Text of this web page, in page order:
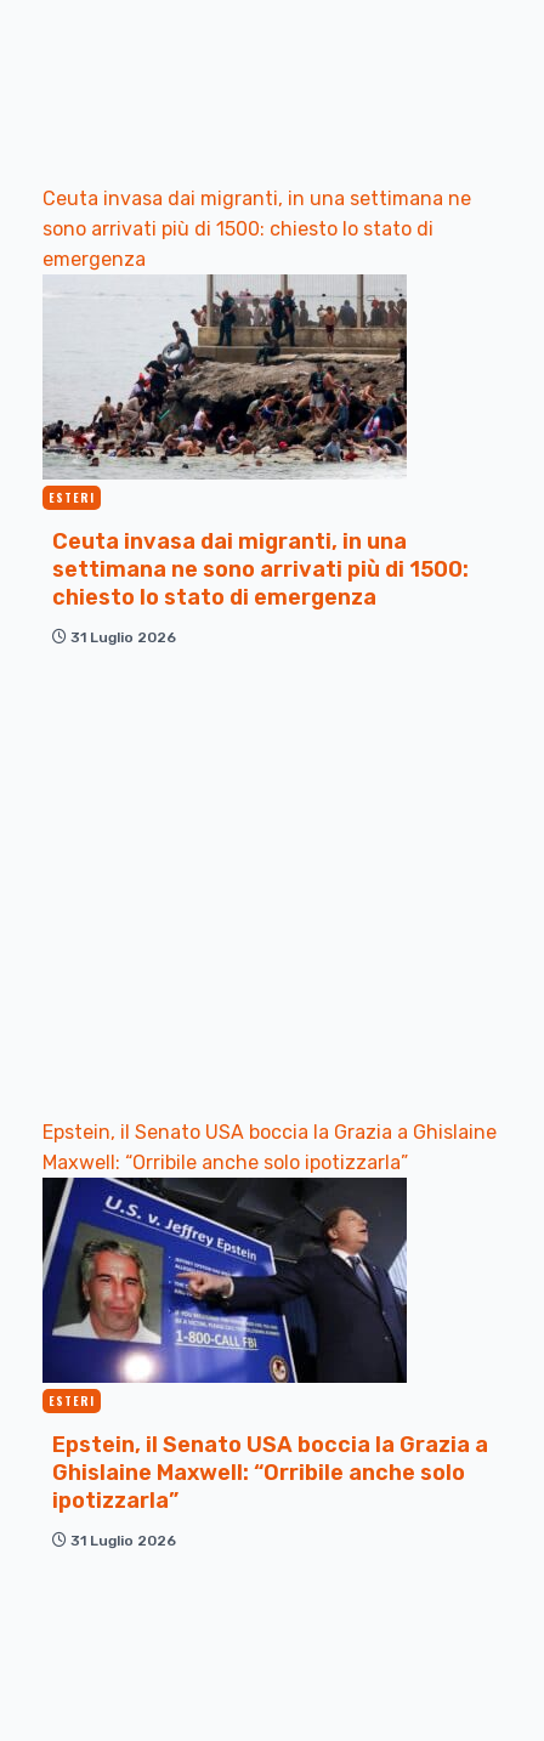
Ceuta invasa dai migranti, in una settimana ne
sono arrivati più di 1500: chiesto lo stato di
emergenza
ESTERI
Ceuta invasa dai migranti, in una
settimana ne sono arrivati più di 1500:
chiesto lo stato di emergenza
31 Luglio 2026
Epstein, il Senato USA boccia la Grazia a Ghislaine
Maxwell: “Orribile anche solo ipotizzarla”
ESTERI
Epstein, il Senato USA boccia la Grazia a
Ghislaine Maxwell: “Orribile anche solo
ipotizzarla”
31 Luglio 2026